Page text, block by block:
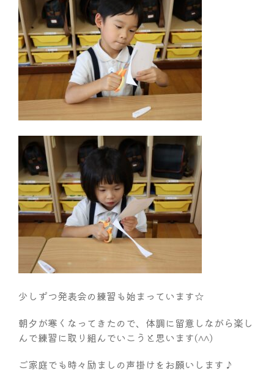
少しずつ発表会の練習も始まっています☆
朝夕が寒くなってきたので、体調に留意しながら楽し
んで練習に取り組んでいこうと思います(^^)
ご家庭でも時々励ましの声掛けをお願いします♪